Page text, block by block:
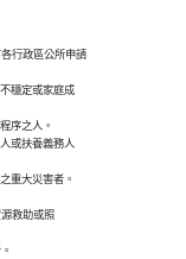
行政區公所申請
穩定或家庭成
序之人。
或扶養義務人
重大災害者。
源救助或照